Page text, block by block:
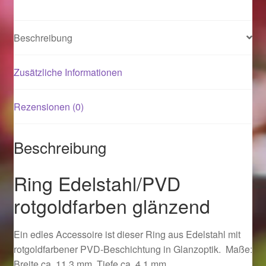
Ostergeschenke finden für Ostern 2015
Ostergeschenke finden für Ostern 2016
Ostergeschenke finden für Ostern 2017
Ostergeschenke finden für Ostern 2018
Beschreibung
Zusätzliche Informationen
Rezensionen (0)
Beschreibung
Ring Edelstahl/PVD
rotgoldfarben glänzend
Ein edles Accessoire ist dieser Ring aus Edelstahl mit
rotgoldfarbener PVD-Beschichtung in Glanzoptik. Maße: